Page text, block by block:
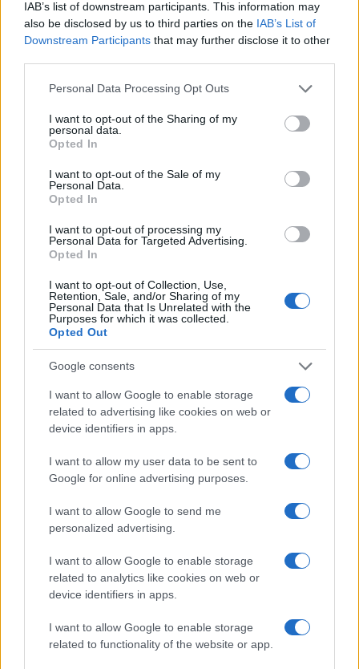
IAB’s list of downstream participants. This information may
also be disclosed by us to third parties on the IAB’s List of
Downstream Participants that may further disclose it to other
Please note that this website/app uses one or more Google
not limited to your visit or usage behaviour. You may click to
grant or deny consent to Google and its third-party tags to
use your data for below specified purposes in below Google
consent section.
Personal Data Processing Opt Outs
I want to opt-out of the Sharing of my
personal data.
Opted In
I want to opt-out of the Sale of my
Personal Data.
Opted In
I want to opt-out of processing my
Personal Data for Targeted Advertising.
Opted In
I want to opt-out of Collection, Use,
Retention, Sale, and/or Sharing of my
Personal Data that Is Unrelated with the
Purposes for which it was collected.
Opted Out
Google consents
I want to allow Google to enable storage
related to advertising like cookies on web or
device identifiers in apps.
I want to allow my user data to be sent to
Google for online advertising purposes.
I want to allow Google to send me
personalized advertising.
I want to allow Google to enable storage
related to analytics like cookies on web or
device identifiers in apps.
I want to allow Google to enable storage
related to functionality of the website or app.
Gallura, finti clienti svuotano le suite: furto da
protagonisti
Test tunnel Olbia: rampe chiuse ancora fino a
fine agosto
Aggius conquista la classifica delle mete più
amate dell’estate 2026
NECROLOGIE
Mario Malu
Paolo Pinna
Martina Agostina Diturco